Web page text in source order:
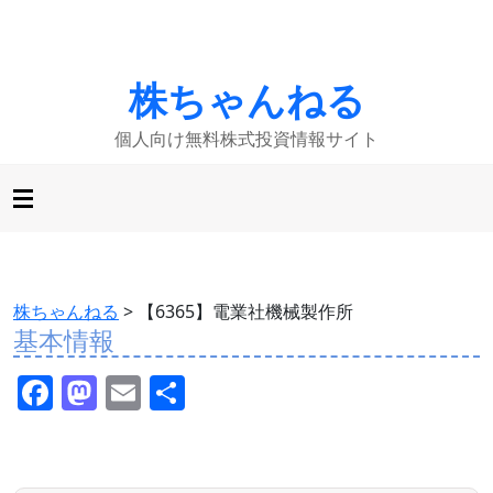
株ちゃんねる
個人向け無料株式投資情報サイト
株ちゃんねる > 【6365】電業社機械製作所
基本情報
F M E